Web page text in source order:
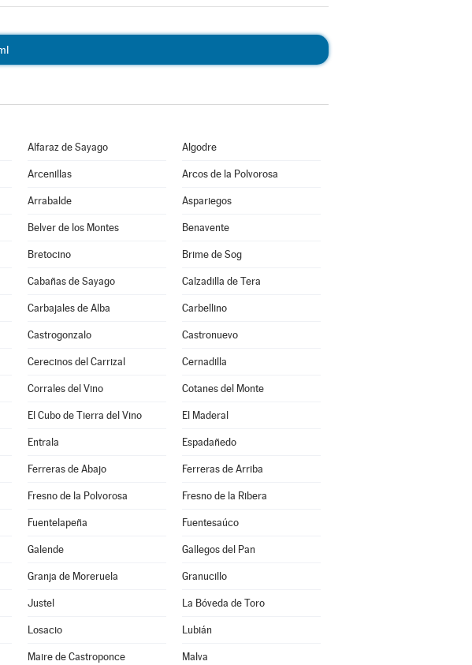
Alfaraz de Sayago Algodre
Arcenillas Arcos de la Polvorosa
Arrabalde Aspariegos
Belver de los Montes Benavente
Bretocino Brime de Sog
Cabañas de Sayago Calzadilla de Tera
Carbajales de Alba Carbellino
Castrogonzalo Castronuevo
Cerecinos del Carrizal Cernadilla
Corrales del Vino Cotanes del Monte
El Cubo de Tierra del Vino El Maderal
Entrala Espadañedo
Ferreras de Abajo Ferreras de Arriba
Fresno de la Polvorosa Fresno de la Ribera
Fuentelapeña Fuentesaúco
Galende Gallegos del Pan
Granja de Moreruela Granucillo
Justel La Bóveda de Toro
Losacio Lubián
Maire de Castroponce Malva